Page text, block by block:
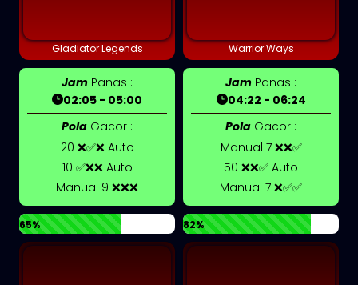
Gladiator Legends
Jam Panas :
02:05 - 05:00
Pola Gacor :
20 ❌✅❌ Auto
10 ✅❌❌ Auto
Manual 9 ❌❌❌
65%
Warrior Ways
Jam Panas :
04:22 - 06:24
Pola Gacor :
Manual 7 ❌❌✅
50 ❌❌✅ Auto
Manual 7 ❌✅✅
82%